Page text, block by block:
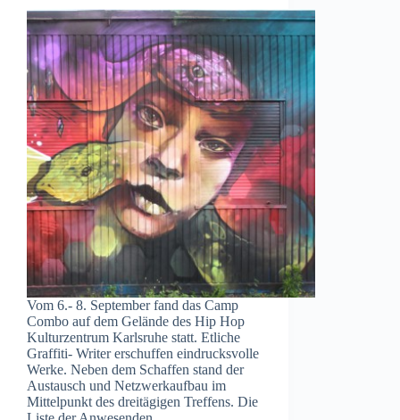
Vom 6.- 8. September fand das Camp
Combo auf dem Gelände des Hip Hop
Kulturzentrum Karlsruhe statt. Etliche
Graffiti- Writer erschuffen eindrucksvolle
Werke. Neben dem Schaffen stand der
Austausch und Netzwerkaufbau im
Mittelpunkt des dreitägigen Treffens. Die